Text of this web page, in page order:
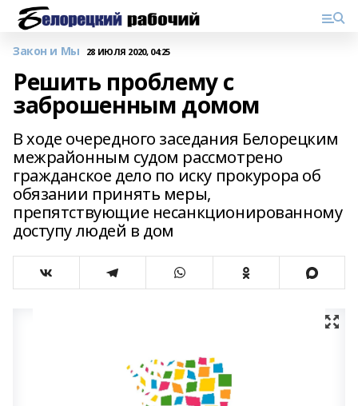
Закон и Мы 28 ИЮЛЯ 2020, 04:25
Решить проблему с
заброшенным домом
В ходе очередного заседания Белорецким
межрайонным судом рассмотрено
гражданское дело по иску прокурора об
обязании принять меры,
препятствующие несанкционированному
доступу людей в дом